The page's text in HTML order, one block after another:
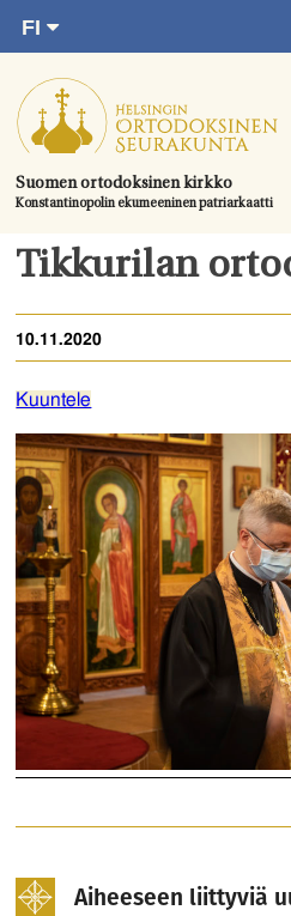
suoraan
sisältöön.
Suomen ortodoksinen kirkko
Konstantinopolin ekumeeninen patriarkaatti
FI
SV
EN
UA
Etusivu
Ajankohtaista
Juhlat & toimitukset
Kirkot
Tule mukaan
Hautausmaa
Yhteystiedot
Tikkurilan
10.11.2020
Kuuntele
Aiheeseen liittyviä